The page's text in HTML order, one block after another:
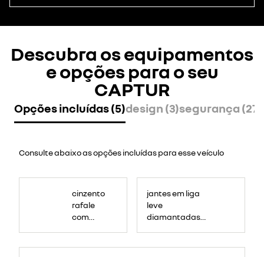
Descubra os equipamentos
e opções para o seu
CAPTUR
Opções incluídas (5)design (3)segurança (27)
Consulte abaixo as opções incluídas para esse veículo
cinzento
rafale
com
jantes em liga
leve
diamantadas